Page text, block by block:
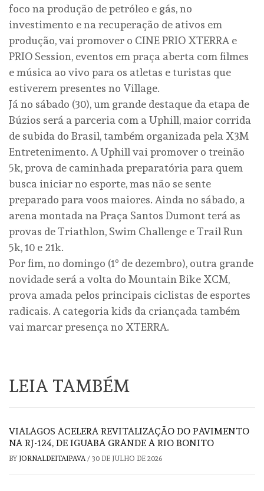
foco na produção de petróleo e gás, no
investimento e na recuperação de ativos em
produção, vai promover o CINE PRIO XTERRA e
PRIO Session, eventos em praça aberta com filmes
e música ao vivo para os atletas e turistas que
estiverem presentes no Village.
Já no sábado (30), um grande destaque da etapa de
Búzios será a parceria com a Uphill, maior corrida
de subida do Brasil, também organizada pela X3M
Entretenimento. A Uphill vai promover o treinão
5k, prova de caminhada preparatória para quem
busca iniciar no esporte, mas não se sente
preparado para voos maiores. Ainda no sábado, a
arena montada na Praça Santos Dumont terá as
provas de Triathlon, Swim Challenge e Trail Run
5k, 10 e 21k.
Por fim, no domingo (1º de dezembro), outra grande
novidade será a volta do Mountain Bike XCM,
prova amada pelos principais ciclistas de esportes
radicais. A categoria kids da criançada também
vai marcar presença no XTERRA.
LEIA TAMBÉM
VIALAGOS ACELERA REVITALIZAÇÃO DO PAVIMENTO
NA RJ-124, DE IGUABA GRANDE A RIO BONITO
BY JORNALDEITAIPAVA/ 30 DE JULHO DE 2026